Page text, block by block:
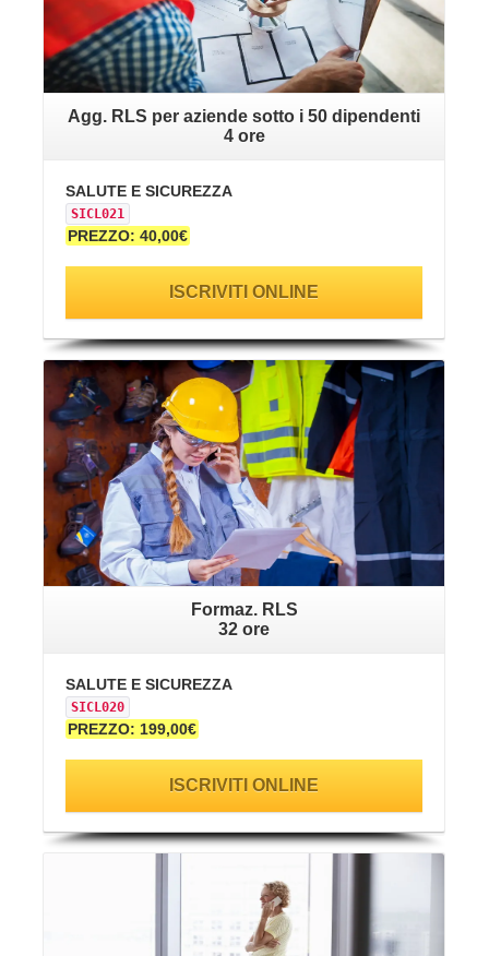
Agg. RLS per aziende sotto i 50 dipendenti
4 ore
SALUTE E SICUREZZA
SICL021
PREZZO: 40,00€
ISCRIVITI ONLINE
VAI ALLA SCHEDA
Formaz. RLS
32 ore
SALUTE E SICUREZZA
SICL020
PREZZO: 199,00€
ISCRIVITI ONLINE